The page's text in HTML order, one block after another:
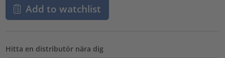
Add to watchlist
Hitta en distributör nära dig